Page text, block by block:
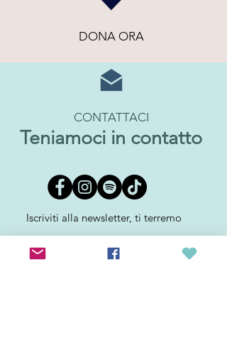
DONA ORA
CONTATTACI
Teniamoci in contatto
Iscriviti alla newsletter, ti terremo
aggiornato sulle nostre iniziative